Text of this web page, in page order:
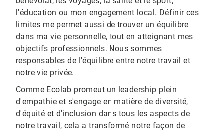
l'éducation ou mon engagement local. Définir ces
limites me permet aussi de trouver un équilibre
dans ma vie personnelle, tout en atteignant mes
objectifs professionnels. Nous sommes
responsables de l'équilibre entre notre travail et
notre vie privée.
Comme Ecolab promeut un leadership plein
d'empathie et s'engage en matière de diversité,
d'équité et d'inclusion dans tous les aspects de
notre travail, cela a transformé notre façon de